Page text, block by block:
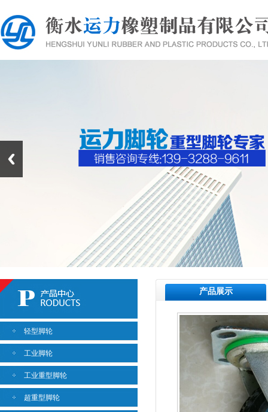
轻型脚轮
工业脚轮
工业重型脚轮
超重型脚轮
产品展示